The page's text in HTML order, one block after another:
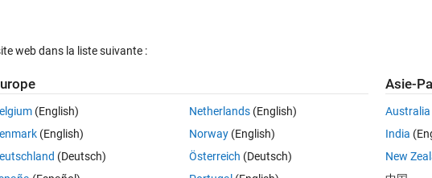
Ouvrir dans MATLAB Online
that connected to ESP32 as a microcontroller and access point. I
TCP/IP Protocol and receive it in MATLAB. The problem is I don't know
web dans la liste suivante :
(English)
(English)
(Deutsch)
Netherlands(English)
Norway(English)
Österreich (Deutsch)
Asie-
Australia
India
New